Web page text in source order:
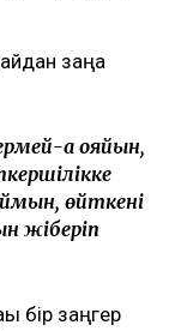
заңға
ақ қояйын,
өйткені
жіберіп
бір заңгер